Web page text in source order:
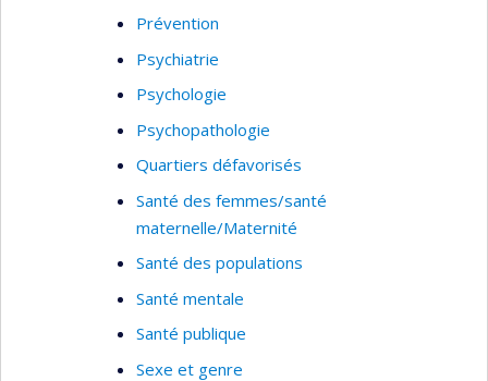
Prévention
Psychiatrie
Psychologie
Psychopathologie
Quartiers défavorisés
Santé des femmes/santé
maternelle/Maternité
Santé des populations
Santé mentale
Santé publique
Sexe et genre